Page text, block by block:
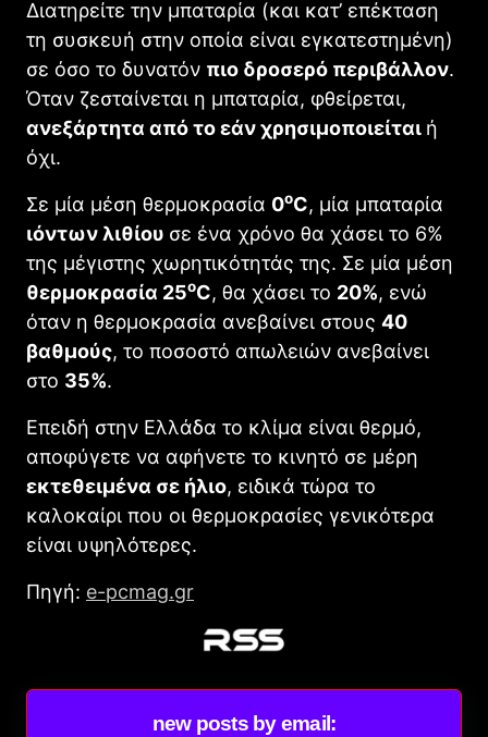
Διατηρείτε την μπαταρία (και κατ’ επέκταση
τη συσκευή στην οποία είναι εγκατεστημένη)
σε όσο το δυνατόν πιο δροσερό περιβάλλον.
Όταν ζεσταίνεται η μπαταρία, φθείρεται,
ανεξάρτητα από το εάν χρησιμοποιείται ή
όχι.
Σε μία μέση θερμοκρασία 0oC, μία μπαταρία
ιόντων λιθίου σε ένα χρόνο θα χάσει το 6%
της μέγιστης χωρητικότητάς της. Σε μία μέση
θερμοκρασία 25oC, θα χάσει το 20%, ενώ
όταν η θερμοκρασία ανεβαίνει στους 40
βαθμούς, το ποσοστό απωλειών ανεβαίνει
στο 35%.
Επειδή στην Ελλάδα το κλίμα είναι θερμό,
αποφύγετε να αφήνετε το κινητό σε μέρη
εκτεθειμένα σε ήλιο, ειδικά τώρα το
καλοκαίρι που οι θερμοκρασίες γενικότερα
είναι υψηλότερες.
Πηγή: e-pcmag.gr
new posts by email: